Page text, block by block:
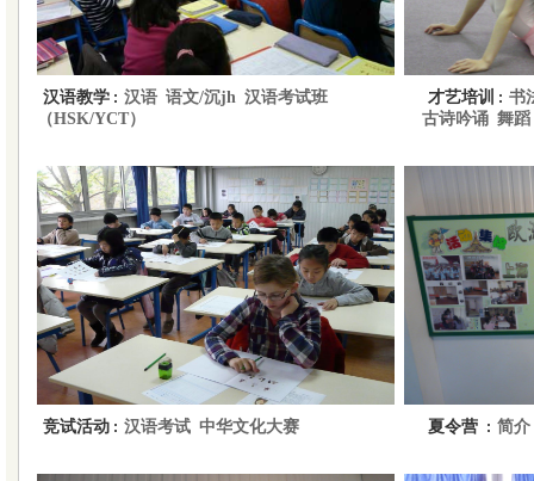
汉语教学 : 汉语 语文/沉jh 汉语考试班
（HSK/YCT）
竞试活动 : 汉语考试 中华文化大赛
才艺培训 : 书
古诗吟诵 舞蹈
夏令营 : 简介